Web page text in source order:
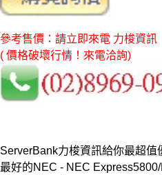
參考售價：請立即來電 力梭資訊
( 價格破壞行情！來電洽詢)
ServerBank力梭資訊給你最超
最好的NEC - NEC